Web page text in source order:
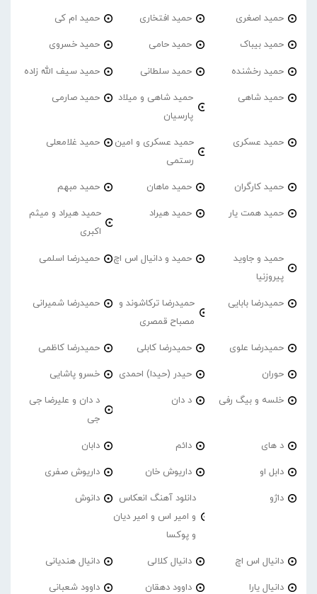
حمید اصغری حمید افتخاری حمید ام کی
حمید بیباک حمید حامی حمید خسروی
حمید رخشنده حمید سلطانی حمید سیف الله زاده
حمید شاهی
حمید شاهی و میلاد
پارسیان
حمید صارمی
حمید عسکری
حمید عسکری و امین
رستمی
حمید غلامعلی
حمید کارگران حمید ماهان حمید مبهم
حمید همت یار حمید هیراد
حمید هیراد و میثم
اکبری
حمید و جاوید
پیروزنیا
حمید و دانیال اس اچ حمیدرضا اسلمی
حمیدرضا بابایی
حمیدرضا ترکاشوند و
مصباح قمصری
حمیدرضا شمیرانی
حمیدرضا علوی حمیدرضا کابلی حمیدرضا کاظمی
حوران حیدر (حیدا) احمدی خسرو پاشایی
خلسه و بیگ رفی د دان
د دان و علیرضا جی
جی
د های دائم دابان
دابل او داریوش خان داریوش صفری
داژو
دانلود آهنگ انعکاس
و امیر اس و امیر دیان
و پوکسا
دانوش
دانیال اس اچ دانیال کلالی دانیال هندیانی
دانیال یارا داوود دهقان داوود شعبانی